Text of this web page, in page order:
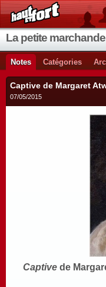
La petite
Notes Catégories
Captive de Margaret
07/05/2015
Captive de